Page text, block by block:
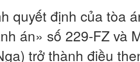
quyết định của tòa
án» số 229-FZ và
trở thành điều